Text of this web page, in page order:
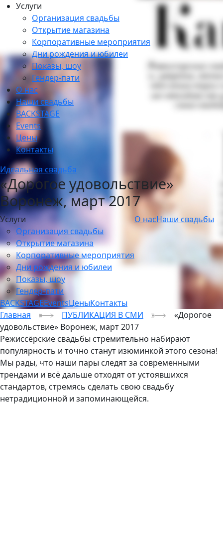
Услуги
Организация свадьбы
Открытие магазина
Корпоративные мероприятия
Дни рождения и юбилеи
Показы, шоу
Гендер-пати
О нас
Наши свадьбы
BACKSTAGE
Events
Цены
Контакты
Идеальная свадьба
«Дорогое удовольствие»
Воронеж, март 2017
Услуги
Организация свадьбы
Открытие магазина
Корпоративные мероприятия
Дни рождения и юбилеи
Показы, шоу
Гендер-пати
О насНаши свадьбы
BACKSTAGEEventsЦеныКонтакты
Главная
ПУБЛИКАЦИЯ В СМИ
«Дорогое
удовольствие» Воронеж, март 2017
Режиссёрские свадьбы стремительно набирают
популярность и точно станут изюминкой этого сезона!
Мы рады, что наши пары следят за современными
трендами и всё дальше отходят от устоявшихся
стандартов, стремясь сделать свою свадьбу
нетрадиционной и запоминающейся.